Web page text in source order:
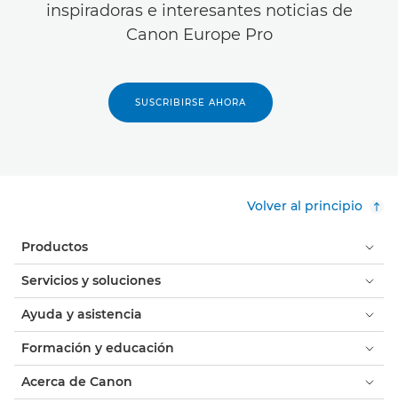
inspiradoras e interesantes noticias de
Canon Europe Pro
SUSCRIBIRSE AHORA
Volver al principio
Productos
Servicios y soluciones
Ayuda y asistencia
Formación y educación
Acerca de Canon